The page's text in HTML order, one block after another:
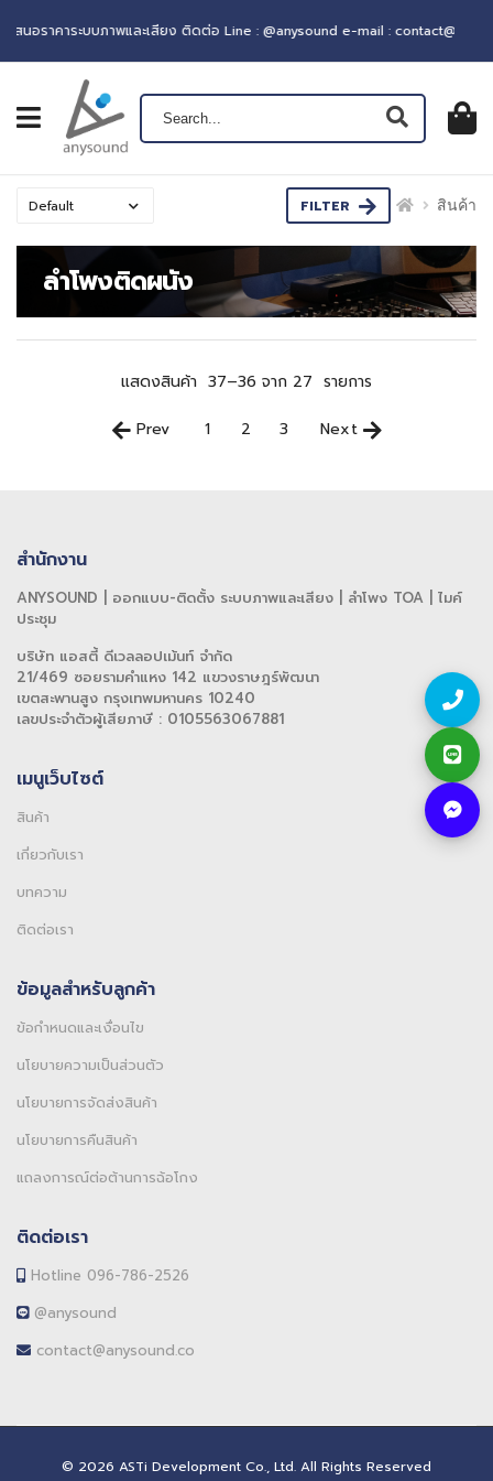
สนอราคาระบบภาพและเสียง ติดต่อ Line : @anysound e-mail :
เปิดเมนู ตะกร้
0฿
FILTER สินค้า
ลำโพงติดผนัง
แสดงสินค้า 37–36 จาก 27 รายการ
Prev 1 2 3 Next
สำนักงาน
ANYSOUND | ออกแบบ-ติดตั้ง ระบบภาพและเสียง | ลำโพง TOA | ไมค์
ประชุม
บริษัท แอสตี้ ดีเวลลอปเม้นท์ จำกัด
21/469 ซอยรามคำแหง 142 แขวงราษฎร์พัฒนา
เขตสะพานสูง กรุงเทพมหานคร 10240
เลขประจำตัวผู้เสียภาษี : 0105563067881
เมนูเว็บไซต์
สินค้า
เกี่ยวกับเรา
บทความ
ติดต่อเรา
ข้อมูลสำหรับลูกค้า
ข้อกำหนดและเงื่อนไข
นโยบายความเป็นส่วนตัว
นโยบายการจัดส่งสินค้า
นโยบายการคืนสินค้า
แถลงการณ์ต่อต้านการฉ้อโกง
ติดต่อเรา
Hotline 096-786-2526
@anysound
contact@anysound.co
© 2026 ASTi Development Co., Ltd. All Rights Reserved